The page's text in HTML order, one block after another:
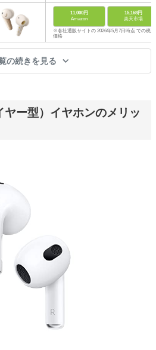
11,000円
Amazon
15,168円
楽天市場
※各社通販サイトの 2026年5月7日時点 での税込
価格
の続きを見る
ヤー型）イヤホンのメリッ